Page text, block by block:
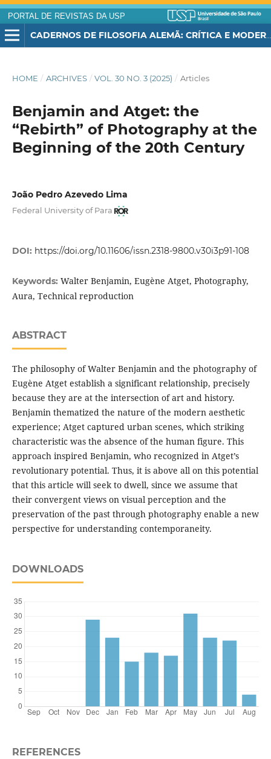
PORTAL DE REVISTAS DA USP
CADERNOS DE FILOSOFIA ALEMÃ: CRÍTICA E MODERNIDADE
HOME / ARCHIVES / VOL. 30 NO. 3 (2025) / Articles
Benjamin and Atget: the
“Rebirth” of Photography at the
Beginning of the 20th Century
João Pedro Azevedo Lima
Federal University of Para
DOI: https://doi.org/10.11606/issn.2318-9800.v30i3p91-108
Keywords: Walter Benjamin, Eugène Atget, Photography,
Aura, Technical reproduction
ABSTRACT
The philosophy of Walter Benjamin and the photography of
Eugène Atget establish a significant relationship, precisely
because they are at the intersection of art and history.
Benjamin thematized the nature of the modern aesthetic
experience; Atget captured urban scenes, which striking
characteristic was the absence of the human figure. This
approach inspired Benjamin, who recognized in Atget’s
revolutionary potential. Thus, it is above all on this potential
that this article will seek to dwell, since we assume that
their convergent views on visual perception and the
preservation of the past through photography enable a new
perspective for understanding contemporaneity.
DOWNLOADS
REFERENCES